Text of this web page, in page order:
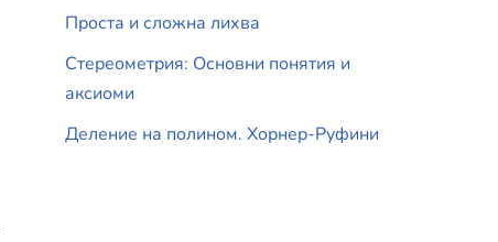
Проста и сложна лихва
Стереометрия: Основни понятия и
аксиоми
Деление на полином. Хорнер-Руфини